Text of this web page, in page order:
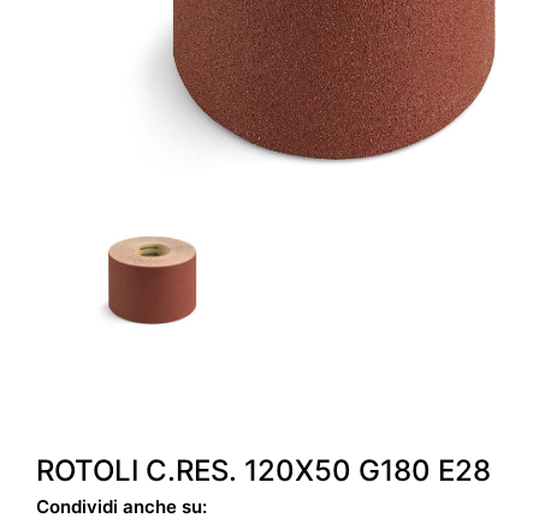
ROTOLI C.RES. 120X50 G180 E28
Condividi anche su: